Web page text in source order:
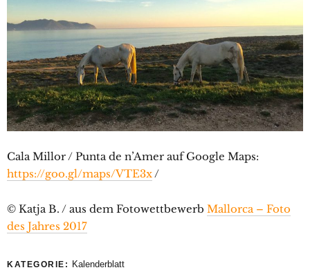
Cala Millor / Punta de n’Amer auf Google Maps:
https://goo.gl/maps/VTE3x/
© Katja B. / aus dem Fotowettbewerb Mallorca – Foto
des Jahres 2017
KATEGORIE: Kalenderblatt